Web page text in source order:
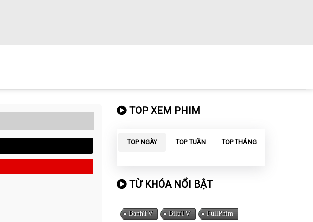
TOP XEM PHIM
TOP NGÀY TOP TUẦN TOP THÁNG
TỪ KHÓA NỔI BẬT
BanhTV BiluTV
FullPhim